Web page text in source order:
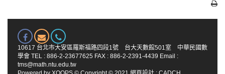
10617 台北市大安區羅斯福路四段1號 台大天數館501室 中華民國數
學會 TEL : 886-2-23677625 FAX : 886-2-2391-4439 Email :
tms@math.ntu.edu.tw